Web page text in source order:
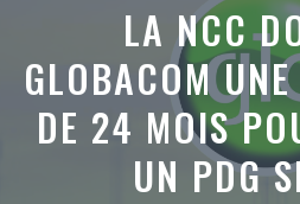
LA NCC
GLOBACOM
DE 24 MOIS
UN PDG